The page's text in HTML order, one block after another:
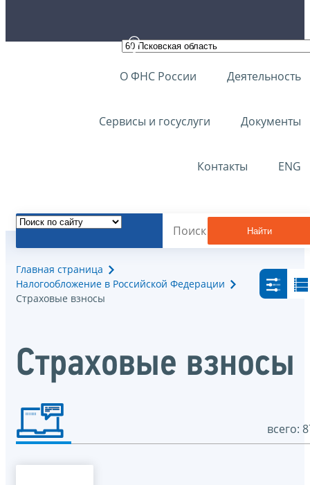
О ФНС России Деятельность
Сервисы и госуслуги Документы
Контакты ENG
Найти
Главная страница
Налогообложение в Российской Федерации
Страховые взносы
Страховые взносы
всего: